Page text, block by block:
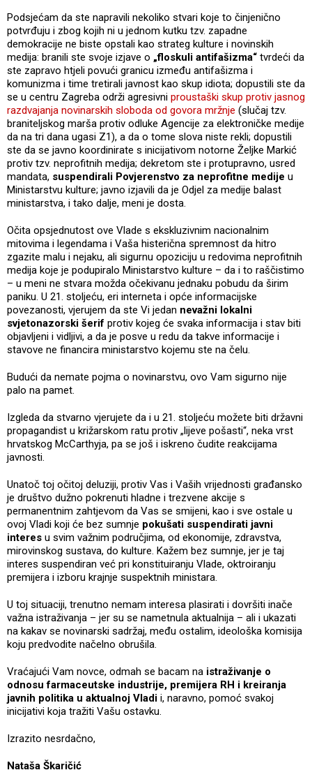
Podsjećam da ste napravili nekoliko stvari koje to činjenično
potvrđuju i zbog kojih ni u jednom kutku tzv. zapadne
demokracije ne biste opstali kao strateg kulture i novinskih
medija: branili ste svoje izjave o „floskuli antifašizma“ tvrdeći da
ste zapravo htjeli povući granicu između antifašizma i
komunizma i time tretirali javnost kao skup idiota; dopustili ste da
se u centru Zagreba održi agresivni proustaški skup protiv jasnog
razdvajanja novinarskih sloboda od govora mržnje (slučaj tzv.
braniteljskog marša protiv odluke Agencije za elektroničke medije
da na tri dana ugasi Z1), a da o tome slova niste rekli; dopustili
ste da se javno koordinirate s inicijativom notorne Željke Markić
protiv tzv. neprofitnih medija; dekretom ste i protupravno, usred
mandata, suspendirali Povjerenstvo za neprofitne medije u
Ministarstvu kulture; javno izjavili da je Odjel za medije balast
ministarstva, i tako dalje, meni je dosta.
Očita opsjednutost ove Vlade s ekskluzivnim nacionalnim
mitovima i legendama i Vaša histerična spremnost da hitro
zgazite malu i nejaku, ali sigurnu opoziciju u redovima neprofitnih
medija koje je podupiralo Ministarstvo kulture – da i to raščistimo
– u meni ne stvara možda očekivanu jednaku pobudu da širim
paniku. U 21. stoljeću, eri interneta i opće informacijske
povezanosti, vjerujem da ste Vi jedan nevažni lokalni
svjetonazorski šerif protiv kojeg će svaka informacija i stav biti
objavljeni i vidljivi, a da je posve u redu da takve informacije i
stavove ne financira ministarstvo kojemu ste na čelu.
Budući da nemate pojma o novinarstvu, ovo Vam sigurno nije
palo na pamet.
Izgleda da stvarno vjerujete da i u 21. stoljeću možete biti državni
propagandist u križarskom ratu protiv „lijeve pošasti“, neka vrst
hrvatskog McCarthyja, pa se još i iskreno čudite reakcijama
javnosti.
Unatoč toj očitoj deluziji, protiv Vas i Vaših vrijednosti građansko
je društvo dužno pokrenuti hladne i trezvene akcije s
permanentnim zahtjevom da Vas se smijeni, kao i sve ostale u
ovoj Vladi koji će bez sumnje pokušati suspendirati javni
interes u svim važnim područjima, od ekonomije, zdravstva,
mirovinskog sustava, do kulture. Kažem bez sumnje, jer je taj
interes suspendiran već pri konstituiranju Vlade, oktroiranju
premijera i izboru krajnje suspektnih ministara.
U toj situaciji, trenutno nemam interesa plasirati i dovršiti inače
važna istraživanja – jer su se nametnula aktualnija – ali i ukazati
na kakav se novinarski sadržaj, među ostalim, ideološka komisija
koju predvodite načelno obrušila.
Vraćajući Vam novce, odmah se bacam na istraživanje o
odnosu farmaceutske industrije, premijera RH i kreiranja
javnih politika u aktualnoj Vladi i, naravno, pomoć svakoj
inicijativi koja tražiti Vašu ostavku.
Izrazito nesrdačno,
Nataša Škaričić